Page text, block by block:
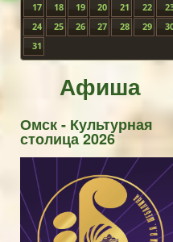
17
18 19 20 21 22
24
25 26 27 28 29
31
Афиша
Омск - Культурная
столица 2026